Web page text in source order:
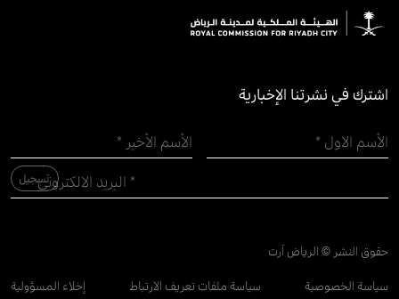
اشترك في نشرتنا الإخبارية
حقوق النشر © الرياض آرت
سياسة الخصوصية سياسة ملفات تعريف الارتباط إخلاء المسؤولية